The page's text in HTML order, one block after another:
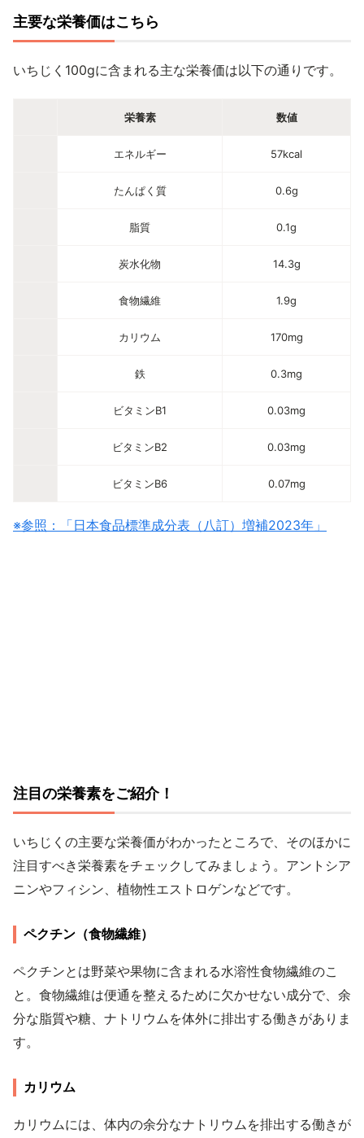
主要な栄養価はこちら
いちじく100gに含まれる主な栄養価は以下の通りです。
栄養素 数値
エネルギー 57kcal
たんぱく質 0.6g
脂質 0.1g
炭水化物 14.3g
食物繊維 1.9g
カリウム 170mg
鉄 0.3mg
ビタミンB1 0.03mg
ビタミンB2 0.03mg
ビタミンB6 0.07mg
※参照：「日本食品標準成分表（八訂）増補2023年」
注目の栄養素をご紹介！
いちじくの主要な栄養価がわかったところで、そのほかに
注目すべき栄養素をチェックしてみましょう。アントシア
ニンやフィシン、植物性エストロゲンなどです。
ペクチン（食物繊維）
ペクチンとは野菜や果物に含まれる水溶性食物繊維のこ
と。食物繊維は便通を整えるために欠かせない成分で、余
分な脂質や糖、ナトリウムを体外に排出する働きがありま
す。
カリウム
カリウムには、体内の余分なナトリウムを排出する働きが